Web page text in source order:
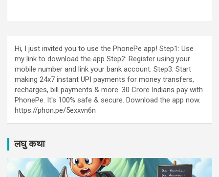
Hi, I just invited you to use the PhonePe app! Step1: Use
my link to download the app Step2: Register using your
mobile number and link your bank account. Step3: Start
making 24x7 instant UPI payments for money transfers,
recharges, bill payments & more. 30 Crore Indians pay with
PhonePe. It's 100% safe & secure. Download the app now.
https://phon.pe/5exxvn6n
लघु कथा